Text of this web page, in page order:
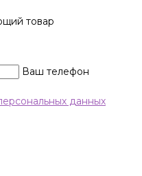
товар
Ваш телефон
данных